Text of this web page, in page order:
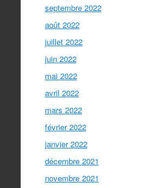
septembre 2022
août 2022
juillet 2022
juin 2022
mai 2022
avril 2022
mars 2022
février 2022
janvier 2022
décembre 2021
novembre 2021